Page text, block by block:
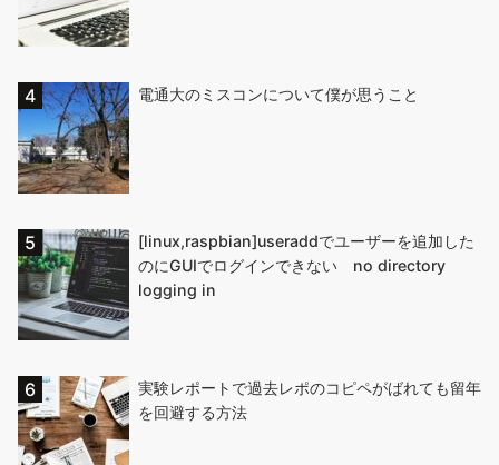
電通大のミスコンについて僕が思うこと
[linux,raspbian]useraddでユーザーを追加した
のにGUIでログインできない no directory
logging in
実験レポートで過去レポのコピペがばれても留年
を回避する方法